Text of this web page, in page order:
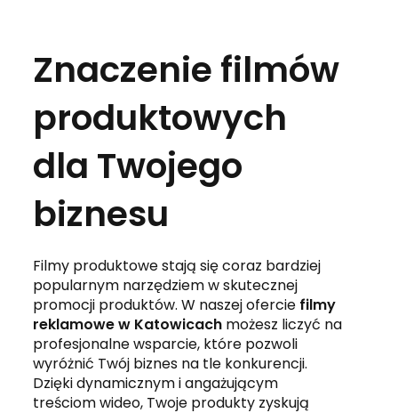
Znaczenie filmów
produktowych
dla Twojego
biznesu
Filmy produktowe stają się coraz bardziej
popularnym narzędziem w skutecznej
promocji produktów. W naszej ofercie filmy
reklamowe w Katowicach możesz liczyć na
profesjonalne wsparcie, które pozwoli
wyróżnić Twój biznes na tle konkurencji.
Dzięki dynamicznym i angażującym
treściom wideo, Twoje produkty zyskują